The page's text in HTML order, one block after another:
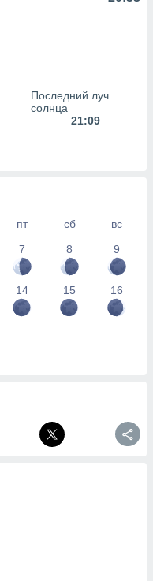
Последний луч
солнца
21:09
пт сб
вс
7 8 9
14 15 16